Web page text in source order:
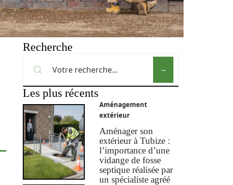
Recherche
Les plus récents
Aménagement
extérieur
Aménager son
extérieur à Tubize :
l’importance d’une
vidange de fosse
septique réalisée par
un spécialiste agréé